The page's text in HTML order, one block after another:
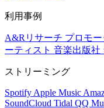
利用事例
A&Rリサーチ プロモー
ーティスト 音楽出版社
ストリーミング
Spotify Apple Music
SoundCloud Tidal QQ